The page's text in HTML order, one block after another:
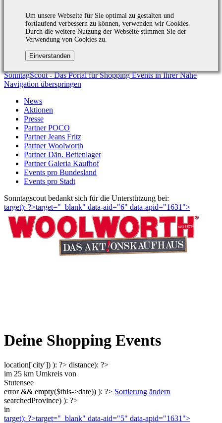
Um unsere Webseite für Sie optimal zu gestalten und
fortlaufend verbessern zu können, verwenden wir Cookies.
Durch die weitere Nutzung der Webseite stimmen Sie der
Verwendung von Cookies zu.
SonntagScout - Das Portal für Shopping Events in Ihrer Nähe
Navigation überspringen
News
Aktionen
Presse
Partner POCO
Partner Jeans Fritz
Partner Woolworth
Partner Dän. Bettenlager
Partner Galeria Kaufhof
Events pro Bundesland
Events pro Stadt
Sonntagscout bedankt sich für die Unterstützung bei:
target): ?>target="_blank" data-aid="6" data-apid="1631">
Deine Shopping Events
location['city']) ): ?> distance): ?>
im 25 km Umkreis von
Stutensee
error && empty($this->date)) ): ?> Sortierung ändern
searchedProvince) ): ?>
in
target): ?>target="_blank" data-aid="5" data-apid="1631">